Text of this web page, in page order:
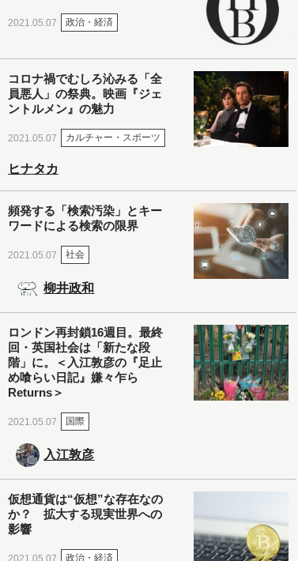
2021.05.07 政治・経済
コロナ禍でむしろ沁みる「全
員悪人」の祭典。映画『ジェ
ントルメン』の魅力
2021.05.07 カルチャー・スポーツ
ヒナタカ
頻発する「検索汚染」とキー
ワードによる検索の限界
2021.05.07 社会
柳井政和
ロンドン再封鎖16週目。最終
回・英国社会は「新たな段
階」に。＜入江敦彦の『足止
め喰らい日記』嫌々乍ら
Returns＞
2021.05.07 国際
入江敦彦
仮想通貨は“仮想”な存在なの
か？ 拡大する現実世界への
影響
2021.05.07 政治・経済